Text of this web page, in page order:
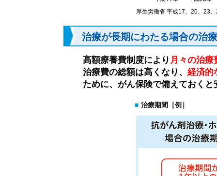
厚生労働省 平成17、20、23
治療が長期にわたる場合の治
高額療養費制度により 月々の治療
治療費の総額は高くなり、 経済的
ために、がん保険で備えておくと
■ 治療期間［例］